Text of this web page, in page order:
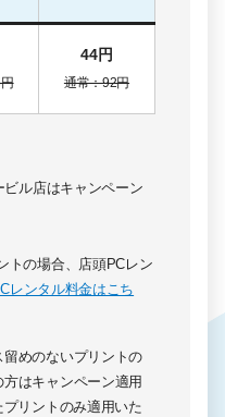
44円
通常：92円
ル店はキャンペーン
トの場合、店頭PCレン
レンタル料金はこち
めのないプリントの
はキャンペーン適用
リントのみ適用いた